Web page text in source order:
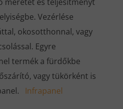
Vezérlése
okosotthonnal, vagy
Egyre
termék a fürdőkbe
vagy tükörként is
Infrapanel